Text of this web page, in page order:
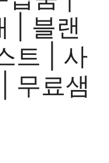
| 블랜
트 | 사
무료샘